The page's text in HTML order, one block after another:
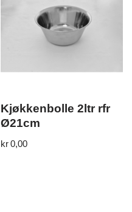
Kjøkkenbolle 2ltr rfr
Ø21cm
kr0,00